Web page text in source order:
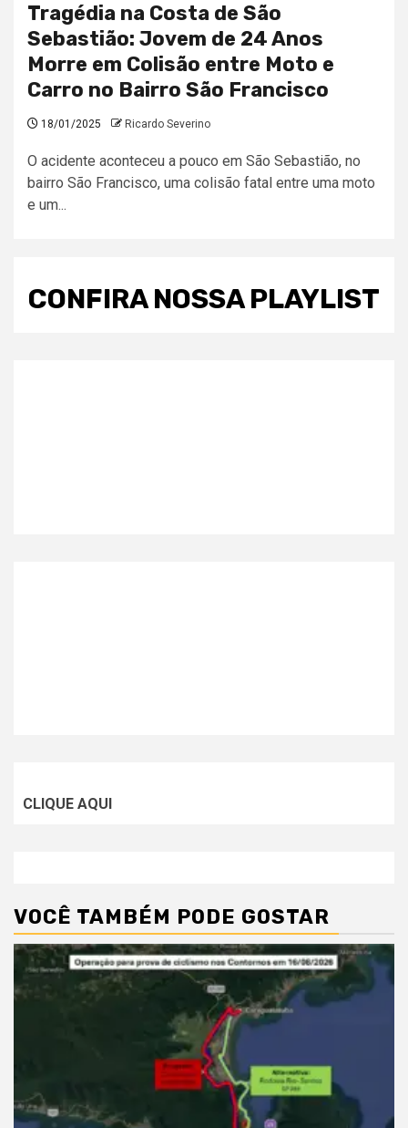
Tragédia na Costa de São
Sebastião: Jovem de 24 Anos
Morre em Colisão entre Moto e
Carro no Bairro São Francisco
18/01/2025 Ricardo Severino
O acidente aconteceu a pouco em São Sebastião, no
bairro São Francisco, uma colisão fatal entre uma moto
e um...
CONFIRA NOSSA PLAYLIST
CLIQUE AQUI
VOCÊ TAMBÉM PODE GOSTAR